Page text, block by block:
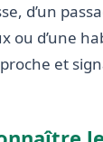
d’un
ou d’une
et